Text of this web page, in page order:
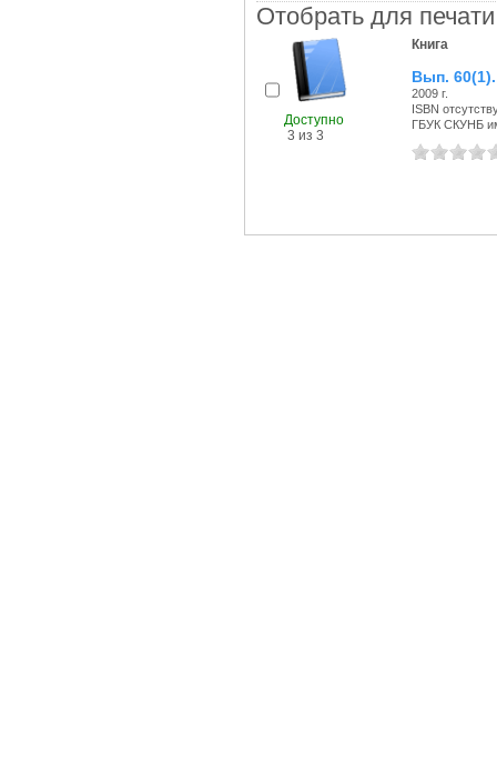
Отобрать для
Доступно
3 из 3
Книга
Вып. 60(1).
2009 г.
ISBN
ГБУК СКУНБ